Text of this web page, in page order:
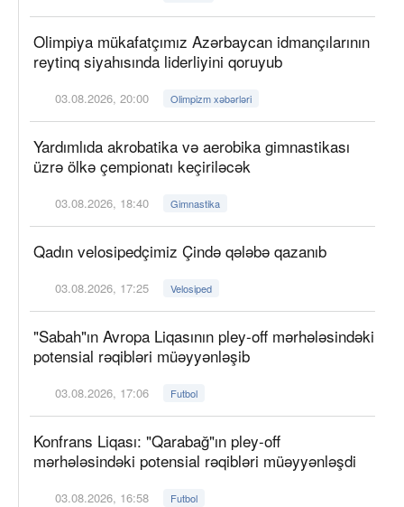
Olimpiya mükafatçımız Azərbaycan idmançılarının
reytinq siyahısında liderliyini qoruyub
03.08.2026, 20:00 Olimpizm xəbərləri
Yardımlıda akrobatika və aerobika gimnastikası
üzrə ölkə çempionatı keçiriləcək
03.08.2026, 18:40 Gimnastika
Qadın velosipedçimiz Çində qələbə qazanıb
03.08.2026, 17:25 Velosiped
"Sabah"ın Avropa Liqasının pley-off mərhələsindəki
potensial rəqibləri müəyyənləşib
03.08.2026, 17:06 Futbol
Konfrans Liqası: "Qarabağ"ın pley-off
mərhələsindəki potensial rəqibləri müəyyənləşdi
03.08.2026, 16:58 Futbol